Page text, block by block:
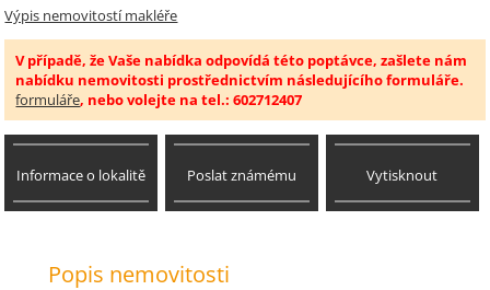
Výpis nemovitostí makléře
V případě, že Vaše nabídka odpovídá této poptávce, zašlete nám
nabídku nemovitosti prostřednictvím následujícího formuláře.
formuláře, nebo volejte na tel.: 602712407
Informace o lokalitě Poslat známému Vytisknout
Popis nemovitosti